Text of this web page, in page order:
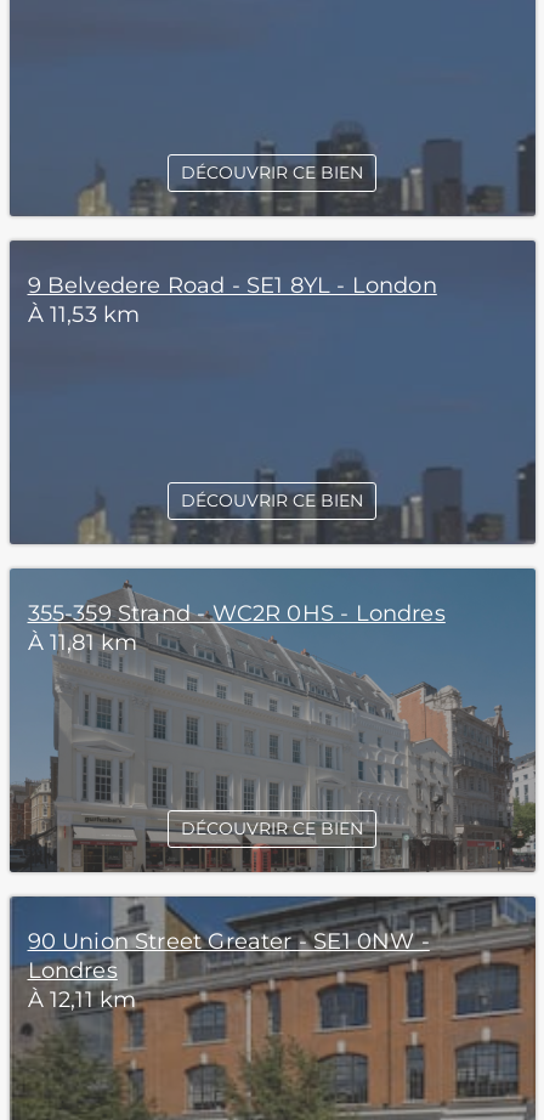
DÉCOUVRIR CE BIEN
9 Belvedere Road - SE1 8YL - London
À 11,53 km
DÉCOUVRIR CE BIEN
355-359 Strand - WC2R 0HS - Londres
À 11,81 km
DÉCOUVRIR CE BIEN
90 Union Street Greater - SE1 0NW -
Londres
À 12,11 km